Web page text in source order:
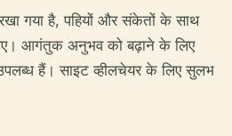
गया है, पहियों और संकेतों के साथ
आगंतुक अनुभव को बढ़ाने के लिए
हैं। साइट व्हीलचेयर के लिए सुलभ